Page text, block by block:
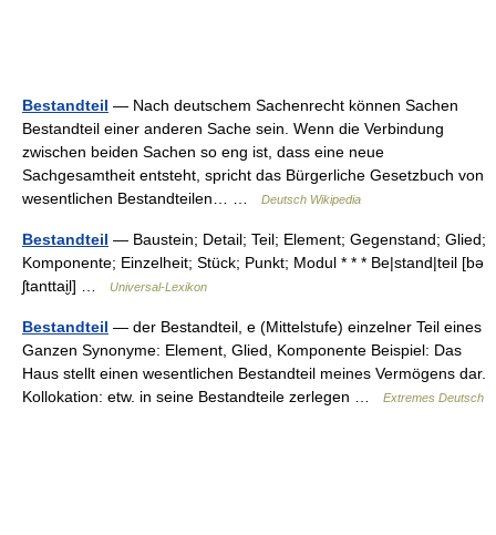
Bestandteil — Nach deutschem Sachenrecht können Sachen
Bestandteil einer anderen Sache sein. Wenn die Verbindung
zwischen beiden Sachen so eng ist, dass eine neue
Sachgesamtheit entsteht, spricht das Bürgerliche Gesetzbuch von
wesentlichen Bestandteilen… …
Deutsch Wikipedia
Bestandteil — Baustein; Detail; Teil; Element; Gegenstand; Glied;
Komponente; Einzelheit; Stück; Punkt; Modul * * * Be|stand|teil [bə
ʃtanttai̮l] …
Universal-Lexikon
Bestandteil — der Bestandteil, e (Mittelstufe) einzelner Teil eines
Ganzen Synonyme: Element, Glied, Komponente Beispiel: Das
Haus stellt einen wesentlichen Bestandteil meines Vermögens dar.
Kollokation: etw. in seine Bestandteile zerlegen …
Extremes Deutsch